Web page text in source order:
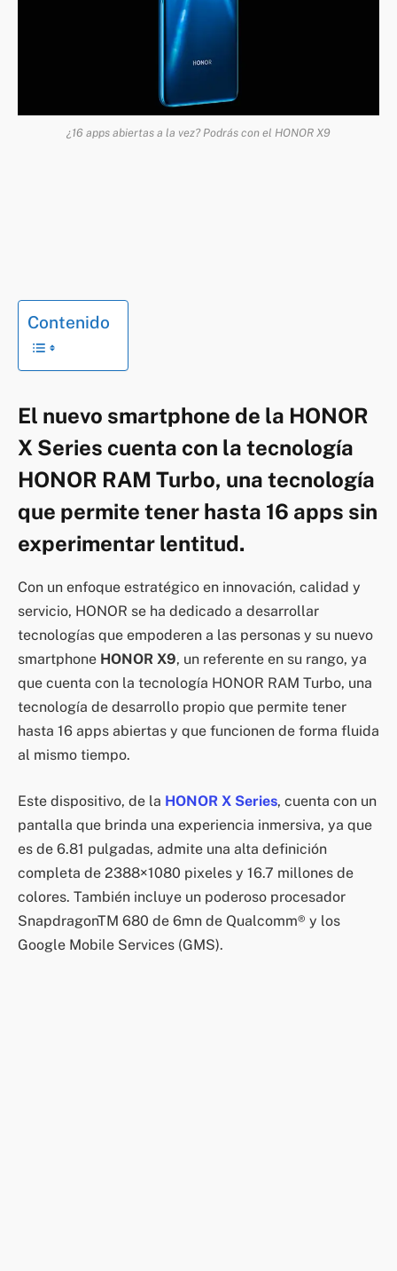
¿16 apps abiertas a la vez? Podrás con el HONOR X9
Contenido
El nuevo smartphone de la HONOR
X Series cuenta con la tecnología
HONOR RAM Turbo, una tecnología
que permite tener hasta 16 apps sin
experimentar lentitud.
Con un enfoque estratégico en innovación, calidad y
servicio, HONOR se ha dedicado a desarrollar
tecnologías que empoderen a las personas y su nuevo
smartphone HONOR X9, un referente en su rango, ya
que cuenta con la tecnología HONOR RAM Turbo, una
tecnología de desarrollo propio que permite tener
hasta 16 apps abiertas y que funcionen de forma fluida
al mismo tiempo.
Este dispositivo, de la HONOR X Series, cuenta con un
pantalla que brinda una experiencia inmersiva, ya que
es de 6.81 pulgadas, admite una alta definición
completa de 2388×1080 pixeles y 16.7 millones de
colores. También incluye un poderoso procesador
SnapdragonTM 680 de 6mn de Qualcomm® y los
Google Mobile Services (GMS).